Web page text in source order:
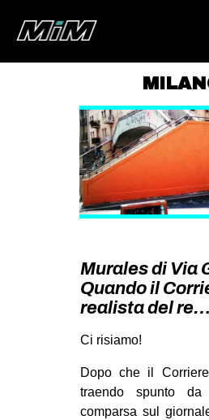
ABOUT
AREA
MSM
STUDENTI
MILANO
Murales di Via
Quando il
realista del re…
Ci risiamo!
Dopo che il
traendo spunto
comparsa sul